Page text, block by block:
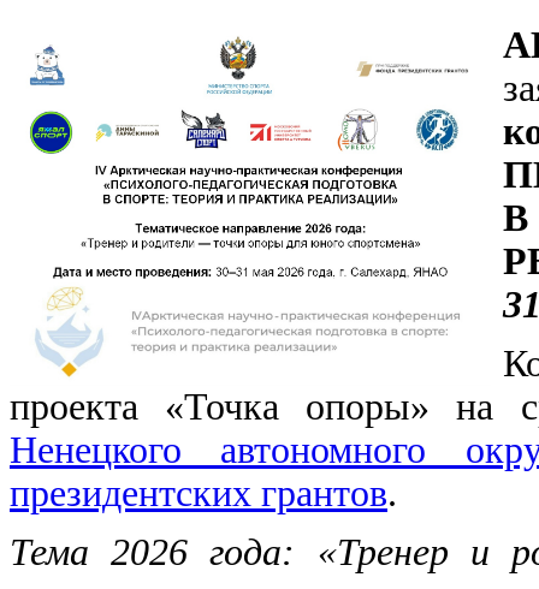
В
проекта «Точка опоры» на
Ненецкого автономного
президентских грантов.
Тема 2026 года: «Тренер и